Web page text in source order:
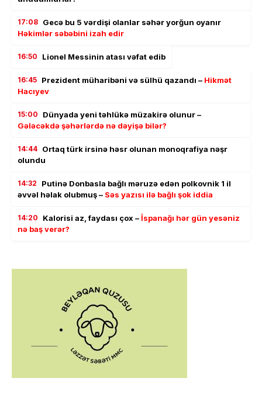
17:08 Gecə bu 5 vərdişi olanlar səhər yorğun oyanır
Həkimlər səbəbini izah edir
16:50 Lionel Messinin atası vəfat edib
16:45 Prezident müharibəni və sülhü qazandı – Hikmət
Hacıyev
15:00
Dünyada yeni təhlükə müzakirə olunur –
Gələcəkdə şəhərlərdə nə dəyişə bilər?
14:44 Ortaq türk irsinə həsr olunan monoqrafiya nəşr
olundu
14:32
Putinə Donbasla bağlı məruzə edən polkovnik 1 il
əvvəl həlak olubmuş – Səs yazısı ilə bağlı şok iddia
14:20 Kalorisi az, faydası çox –İspanağı hər gün yesəniz
nə baş verər?